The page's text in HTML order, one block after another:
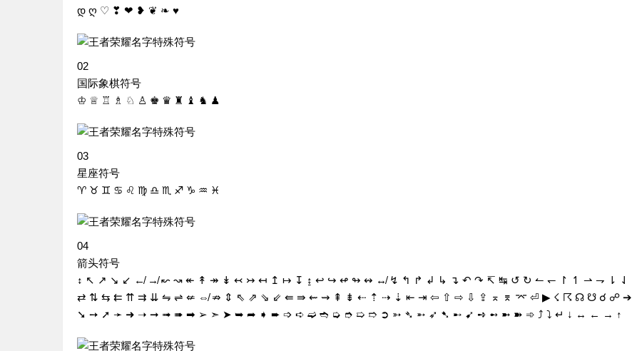
დ ღ ♡ ❣ ❤ ❥ ❦ ❧ ♥
02
国际象棋符号
♔ ♕ ♖ ♗ ♘ ♙ ♚ ♛ ♜ ♝ ♞ ♟
03
星座符号
♈ ♉ ♊ ♋ ♌ ♍ ♎ ♏ ♐ ♑ ♒ ♓
04
箭头符号
↕ ↖ ↗ ↘ ↙ ↚ ↛ ↜ ↝ ↞ ↟ ↠ ↡ ↢ ↣ ↤ ↥ ↦ ↧ ↨ ↩ ↪ ↫ ↬ ↭ ↮ ↯ ↰ ↱ ↲ ↳ ↴ ↶ ↷ ↸ ↹ ↺ ↻ ↼ ↽ ↾ ↿ ⇀ ⇁ ⇂ ⇃
⇄ ⇅ ⇆ ⇇ ⇈ ⇉ ⇊ ⇋ ⇌ ⇍ ⇎ ⇏ ⇕ ⇖ ⇗ ⇘ ⇙ ⇚ ⇛ ⇜ ⇝ ⇞ ⇟ ⇠ ⇡ ⇢ ⇣ ⇤ ⇥ ⇦ ⇧ ⇨ ⇩ ⇪ ⌅ ⌆ ⌤ ⏎ ▶ ☇ ☈ ☊ ☋ ☌ ☍ ➔
➘ ➙ ➚ ➛ ➜ ➝ ➞ ➟ ➠ ➡ ➢ ➣ ➤ ➥ ➦ ➧ ➨ ➩ ➪ ➫ ➬ ➭ ➮ ➯ ➱ ➲ ➳ ➴ ➵ ➶ ➷ ➸ ➹ ➺ ➻ ➼ ➽ ➾ ⤴ ⤵ ↵ ↓ ↔ ← → ↑